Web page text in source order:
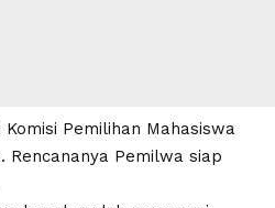
Pemilihan Mahasiswa
Rencananya Pemilwa siap